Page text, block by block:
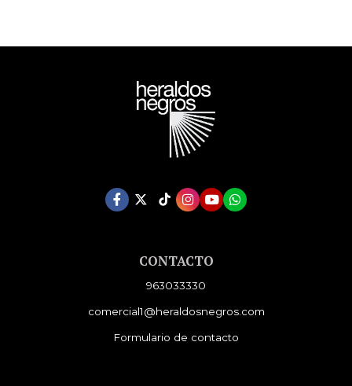
CONTACTO
963033330
comercial1@heraldosnegros.com
Formulario de contacto